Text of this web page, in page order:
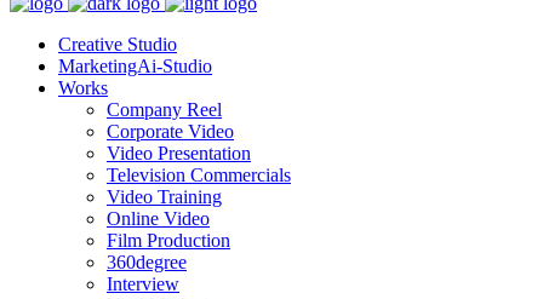
Creative Studio
MarketingAi-Studio
Works
Company Reel
Corporate Video
Video Presentation
Television Commercials
Video Training
Online Video
Film Production
360degree
Interview